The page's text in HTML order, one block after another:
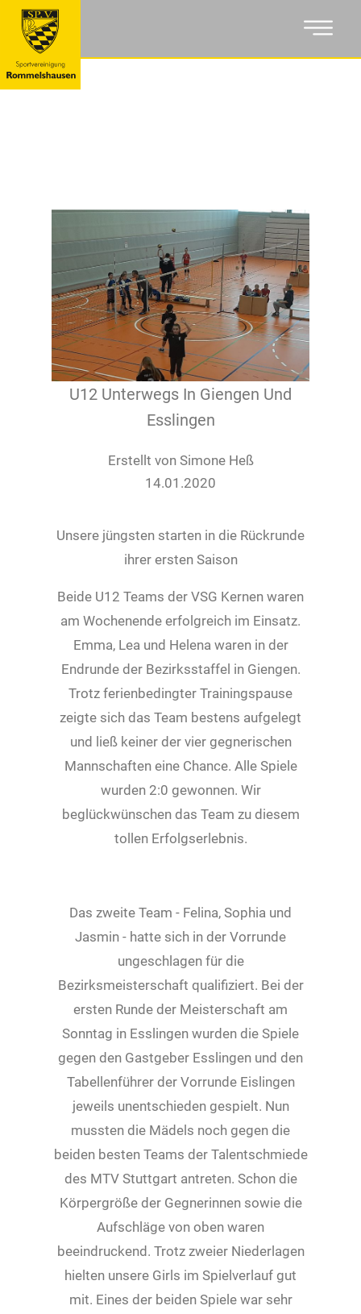
U12 Unterwegs In Giengen Und
Esslingen
Erstellt von Simone Heß
14.01.2020
Unsere jüngsten starten in die Rückrunde
ihrer ersten Saison
Beide U12 Teams der VSG Kernen waren
am Wochenende erfolgreich im Einsatz.
Emma, Lea und Helena waren in der
Endrunde der Bezirksstaffel in Giengen.
Trotz ferienbedingter Trainingspause
zeigte sich das Team bestens aufgelegt
und ließ keiner der vier gegnerischen
Mannschaften eine Chance. Alle Spiele
wurden 2:0 gewonnen. Wir
beglückwünschen das Team zu diesem
tollen Erfolgserlebnis.
Das zweite Team - Felina, Sophia und
Jasmin - hatte sich in der Vorrunde
ungeschlagen für die
Bezirksmeisterschaft qualifiziert. Bei der
ersten Runde der Meisterschaft am
Sonntag in Esslingen wurden die Spiele
gegen den Gastgeber Esslingen und den
Tabellenführer der Vorrunde Eislingen
jeweils unentschieden gespielt. Nun
mussten die Mädels noch gegen die
beiden besten Teams der Talentschmiede
des MTV Stuttgart antreten. Schon die
Körpergröße der Gegnerinnen sowie die
Aufschläge von oben waren
beeindruckend. Trotz zweier Niederlagen
hielten unsere Girls im Spielverlauf gut
mit. Eines der beiden Spiele war sehr